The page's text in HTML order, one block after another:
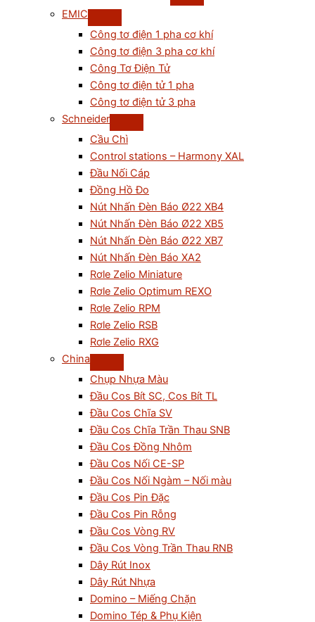
EMIC
Công tơ điện 1 pha cơ khí
Công tơ điện 3 pha cơ khí
Công Tơ Điện Tử
Công tơ điện tử 1 pha
Công tơ điện tử 3 pha
Schneider
Cầu Chì
Control stations – Harmony XAL
Đầu Nối Cáp
Đồng Hồ Đo
Nút Nhấn Đèn Báo Ø22 XB4
Nút Nhấn Đèn Báo Ø22 XB5
Nút Nhấn Đèn Báo Ø22 XB7
Nút Nhấn Đèn Báo XA2
Rơle Zelio Miniature
Rơle Zelio Optimum REXO
Rơle Zelio RPM
Rơle Zelio RSB
Rơle Zelio RXG
China
Chụp Nhựa Màu
Đầu Cos Bít SC, Cos Bít TL
Đầu Cos Chĩa SV
Đầu Cos Chĩa Trần Thau SNB
Đầu Cos Đồng Nhôm
Đầu Cos Nối CE-SP
Đầu Cos Nối Ngàm – Nối màu
Đầu Cos Pin Đặc
Đầu Cos Pin Rỗng
Đầu Cos Vòng RV
Đầu Cos Vòng Trần Thau RNB
Dây Rút Inox
Dây Rút Nhựa
Domino – Miếng Chặn
Domino Tép & Phụ Kiện